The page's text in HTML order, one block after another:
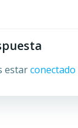
estarconectado